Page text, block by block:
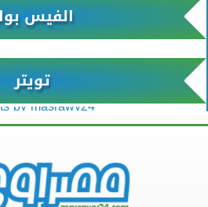
الفيس
تويتر
by masrawy24